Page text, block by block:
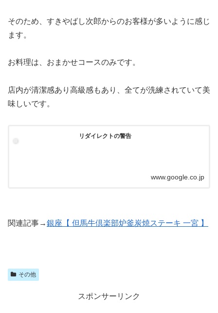
そのため、すきやばし次郎からのお客様が多いように感じ
ます。
お料理は、おまかせコースのみです。
店内が清潔感あり高級感もあり、全てが洗練されていて美
味しいです。
リダイレクトの警告
www.google.co.jp
関連記事→銀座【 但馬牛倶楽部炉釜炭焼ステーキ 一宮 】
その他
スポンサーリンク